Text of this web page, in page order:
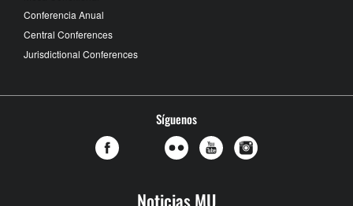
Conferencia Anual
Central Conferences
Jurisdictional Conferences
Síguenos
Noticias MU